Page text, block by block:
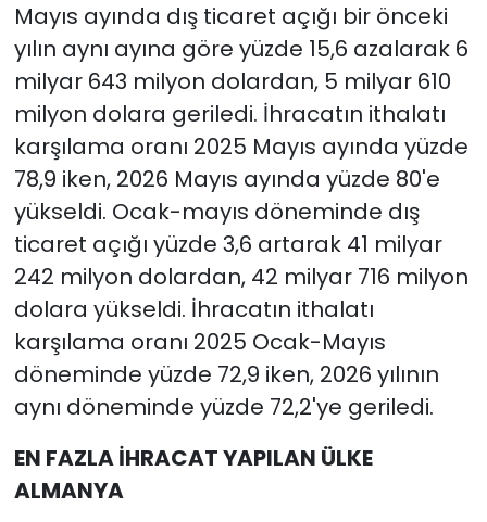
Mayıs ayında dış ticaret açığı bir önceki
yılın aynı ayına göre yüzde 15,6 azalarak 6
milyar 643 milyon dolardan, 5 milyar 610
milyon dolara geriledi. İhracatın ithalatı
karşılama oranı 2025 Mayıs ayında yüzde
78,9 iken, 2026 Mayıs ayında yüzde 80'e
yükseldi. Ocak-mayıs döneminde dış
ticaret açığı yüzde 3,6 artarak 41 milyar
242 milyon dolardan, 42 milyar 716 milyon
dolara yükseldi. İhracatın ithalatı
karşılama oranı 2025 Ocak-Mayıs
döneminde yüzde 72,9 iken, 2026 yılının
aynı döneminde yüzde 72,2'ye geriledi.
EN FAZLA İHRACAT YAPILAN ÜLKE
ALMANYA